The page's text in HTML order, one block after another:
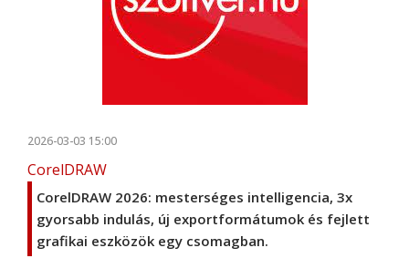
2026-03-03 15:00
CorelDRAW
CorelDRAW 2026: mesterséges intelligencia, 3x
gyorsabb indulás, új exportformátumok és fejlett
grafikai eszközök egy csomagban.